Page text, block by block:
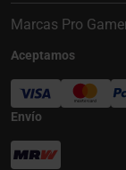
Marcas Pro
Aceptamos
Envío